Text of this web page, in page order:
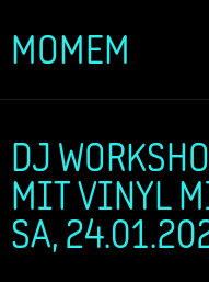
Zum
MOMEM
DJ
MIT VINYL
SA,